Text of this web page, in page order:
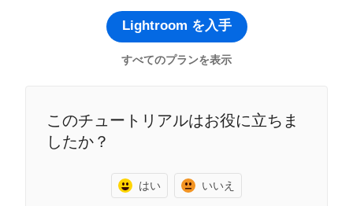
Lightroom を入手
すべてのプランを表示
このチュートリアルはお役に立ちま
したか？
はい いいえ